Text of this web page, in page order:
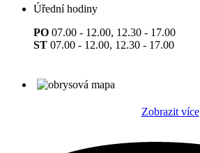
Úřední hodiny
PO 07.00 - 12.00, 12.30 - 17.00
ST 07.00 - 12.00, 12.30 - 17.00
Zobrazit více